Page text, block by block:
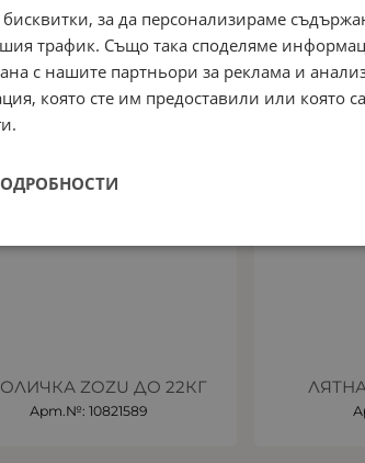
ZOZU ДО 22КГ
Арт.№: 10821589
НЕНАЛИЧЕН
за да персонализираме
трафик. Също така споделяме
с нашите партньори за реклама и
която сте им предоставили или която